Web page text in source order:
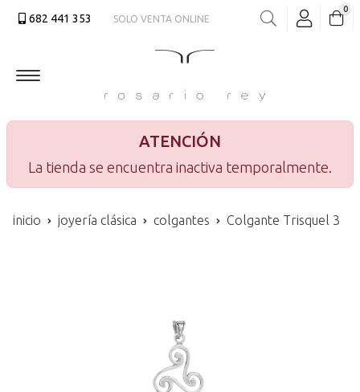
682 441 353
SOLO VENTA ONLINE
Buscar
0
ATENCIÓN
La tienda se encuentra inactiva temporalmente.
inicio joyería clásica colgantes Colgante Trisquel 3